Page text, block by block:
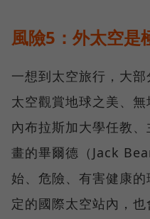
風險5：外太空是
一想到太空旅行，大
太空觀賞地球之美、
內布拉斯加大學任教
畫的畢爾德（Jack
始、危險、有害健康
定的國際太空站內，